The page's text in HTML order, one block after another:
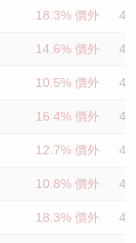
18.3% 價外
14.6% 價外
10.5% 價外
16.4% 價外
12.7% 價外
10.8% 價外
18.3% 價外